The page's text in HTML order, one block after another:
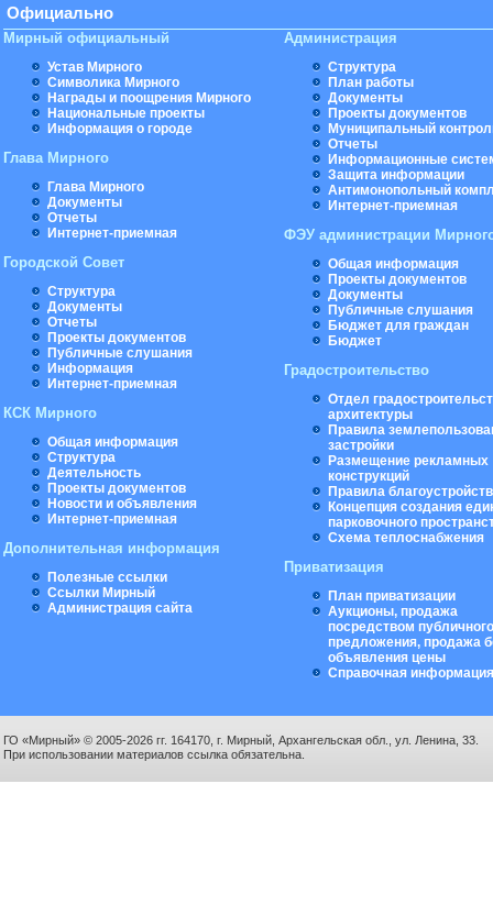
Официально
Мирный официальный
Устав Мирного
Символика Мирного
Награды и поощрения Мирного
Национальные проекты
Информация о городе
Глава Мирного
Глава Мирного
Документы
Отчеты
Интернет-приемная
Городской Совет
Структура
Документы
Отчеты
Проекты документов
Публичные слушания
Информация
Интернет-приемная
КСК Мирного
Общая информация
Структура
Деятельность
Проекты документов
Новости и объявления
Интернет-приемная
Дополнительная информация
Полезные ссылки
Ссылки Мирный
Администрация сайта
Администрация
Структура
План работы
Документы
Проекты документов
Муниципальный
Отчеты
Информационные
Защита информации
Антимонопольный
Интернет-приемная
ФЭУ администрации
Общая информация
Проекты документов
Документы
Публичные слушания
Бюджет для граждан
Бюджет
Градостроительство
Отдел
архитектуры
Правила
застройки
Размещение рекламных
конструкций
Правила
Концепция создания
парковочного
Схема теплоснабжения
Приватизация
План приватизации
Аукционы, продажа
посредством публичного
предложения, продажа
объявления цены
Справочная информация
ГО «Мирный» © 2005-2026 гг. 164170, г. Мирный, Архангельская обл., ул. Ленина, 33.
При использовании материалов ссылка обязательна.